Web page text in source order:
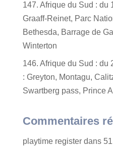
147. Afrique du Sud : du
Graaff-Reinet, Parc
Bethesda, Barrage de
Winterton
146. Afrique du Sud : du
: Greyton, Montagu,
Swartberg pass, Prince
Commentaires
playtime registerdans